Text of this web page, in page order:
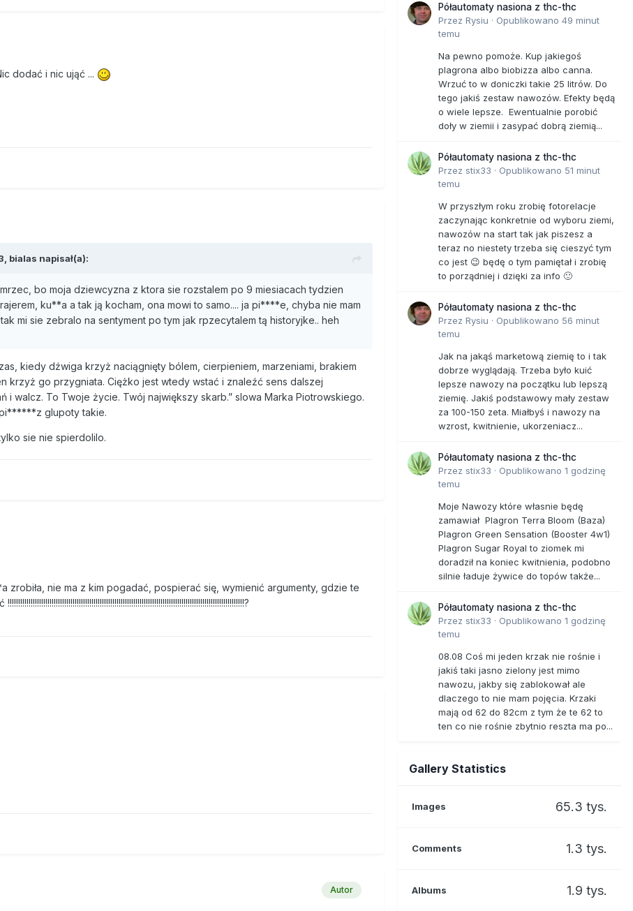
dodać i nic ująć ...
bialas napisał(a):
bo moja dziewcyzna z ktora sie rozstalem po 9 miesiacach tydzien
ku**a a tak ją kocham, ona mowi to samo.... ja pi****e, chyba nie mam
mi sie zebralo na sentyment po tym jak rpzecytalem tą historyjke.. heh
kiedy dźwiga krzyż naciągnięty bólem, cierpieniem, marzeniami, brakiem
krzyż go przygniata. Ciężko jest wtedy wstać i znaleźć sens dalszej
i walcz. To Twoje życie. Twój największy skarb.” slowa Marka Piotrowskiego.
glupoty takie.
sie nie spierdolilo.
zrobiła, nie ma z kim pogadać, pospierać się, wymienić argumenty, gdzie te
Autor
Półautomaty nasiona z thc-thc
Przez Rysiu · Opublikowano 49 minut
temu
Na pewno pomoże. Kup jakiegoś
plagrona albo biobizza albo canna.
Wrzuć to w doniczki takie 25 litrów. Do
tego jakiś zestaw nawozów. Efekty będą
o wiele lepsze. Ewentualnie porobić
doły w ziemii i zasypać dobrą ziemią...
Półautomaty nasiona z thc-thc
Przez stix33 · Opublikowano 51 minut
temu
W przyszłym roku zrobię fotorelacje
zaczynając konkretnie od wyboru ziemi,
nawozów na start tak jak piszesz a
teraz no niestety trzeba się cieszyć tym
co jest 😉 będę o tym pamiętał i zrobię
to porządniej i dzięki za info 🙂
Półautomaty nasiona z thc-thc
Przez Rysiu · Opublikowano 56 minut
temu
Jak na jakąś marketową ziemię to i tak
dobrze wyglądają. Trzeba było kuić
lepsze nawozy na początku lub lepszą
ziemię. Jakiś podstawowy mały zestaw
za 100-150 zeta. Miałbyś i nawozy na
wzrost, kwitnienie, ukorzeniacz...
Półautomaty nasiona z thc-thc
Przez stix33 · Opublikowano 1 godzinę
temu
Moje Nawozy które własnie będę
zamawiał Plagron Terra Bloom (Baza)
Plagron Green Sensation (Booster 4w1)
Plagron Sugar Royal to ziomek mi
doradził na koniec kwitnienia, podobno
silnie ładuje żywice do topów także...
Półautomaty nasiona z thc-thc
Przez stix33 · Opublikowano 1 godzinę
temu
08.08 Coś mi jeden krzak nie rośnie i
jakiś taki jasno zielony jest mimo
nawozu, jakby się zablokował ale
dlaczego to nie mam pojęcia. Krzaki
mają od 62 do 82cm z tym że te 62 to
ten co nie rośnie zbytnio reszta ma po...
Gallery Statistics
Images 65.3 tys.
Comments 1.3 tys.
Albums 1.9 tys.